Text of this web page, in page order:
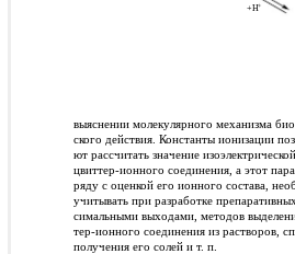
+
+H
выяснении молекулярного механизма
ского действия. Константы ионизации
ют рассчитать значение
цвиттер-ионного соединения, а этот
ряду с оценкой его ионного состава,
учитывать при разработке
симальными выходами, методов
тер-ионного соединения из растворов,
получения его солей и т. п.